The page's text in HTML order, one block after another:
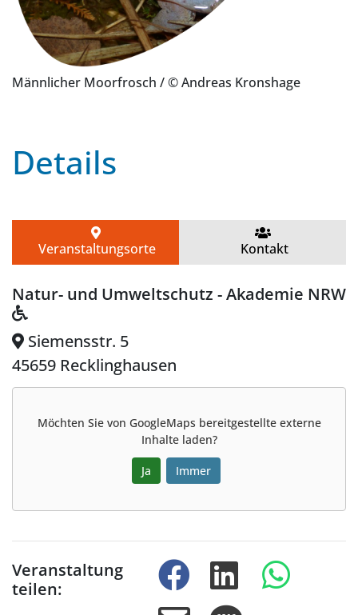
Männlicher Moorfrosch / © Andreas Kronshage
Details
Veranstaltungsorte Kontakt
Natur- und Umweltschutz - Akademie NRW
Siemensstr. 5
45659 Recklinghausen
Möchten Sie von GoogleMaps bereitgestellte externe
Inhalte laden?
Ja Immer
Veranstaltung
teilen: